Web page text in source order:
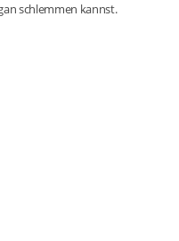
schlemmen kannst.